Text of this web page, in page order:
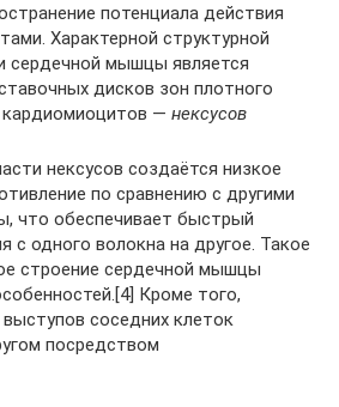
потенциала действия
Характерной структурной
сердечной мышцы является
дисков зон плотного
кардиомиоцитов — нексусов
нексусов создаётся низкое
по сравнению с другими
что обеспечивает быстрый
с одного волокна на другое. Такое
строение сердечной мышцы
Кроме того,
соседних клеток
посредством